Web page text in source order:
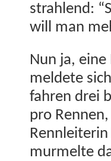
strahlend:
will man
Nun ja, eine
meldete
fahren drei
pro
murmelte